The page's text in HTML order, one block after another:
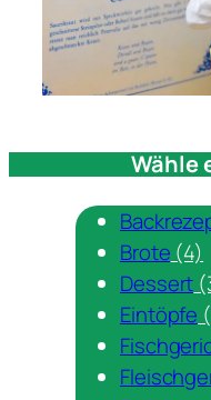
Wähle
Brote (4)
Dessert
Eintöpfe